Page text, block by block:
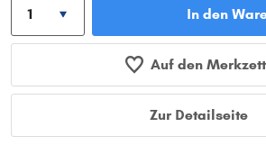
In den
Auf den
Zur Detailseite